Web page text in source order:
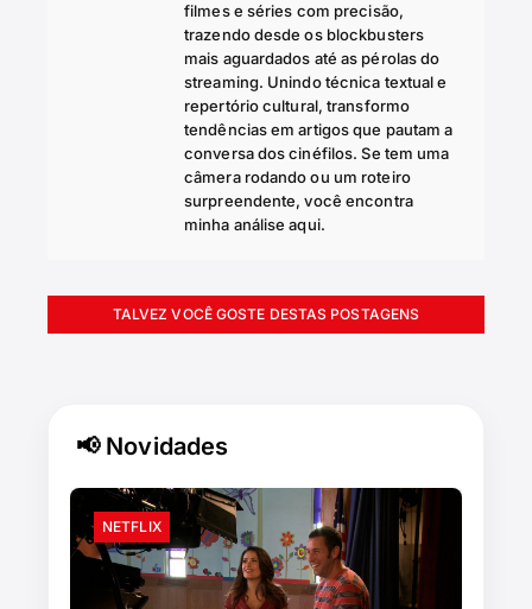
filmes e séries com precisão,
trazendo desde os blockbusters
mais aguardados até as pérolas do
streaming. Unindo técnica textual e
repertório cultural, transformo
tendências em artigos que pautam a
conversa dos cinéfilos. Se tem uma
câmera rodando ou um roteiro
surpreendente, você encontra
minha análise aqui.
TALVEZ VOCÊ GOSTE DESTAS POSTAGENS
📢 Novidades
NETFLIX